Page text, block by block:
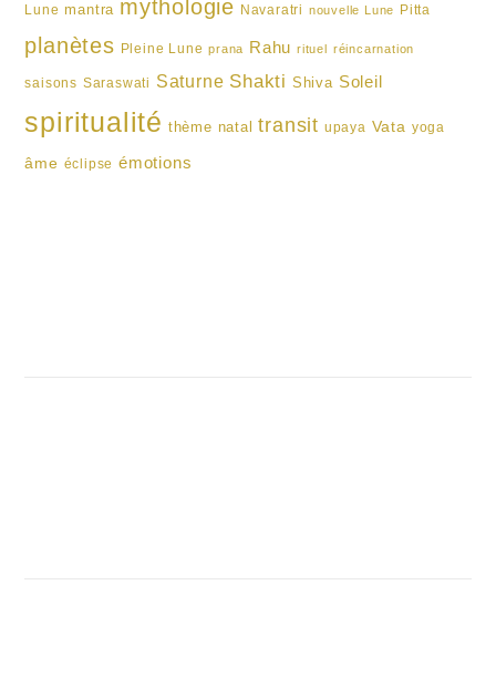
Lune mantra mythologie Navaratri nouvelle Lune Pitta
planètes Pleine Lune prana Rahu rituel réincarnation
saisons Saraswati Saturne Shakti Shiva Soleil
spiritualité thème natal transit upaya Vata yoga
âme éclipse émotions